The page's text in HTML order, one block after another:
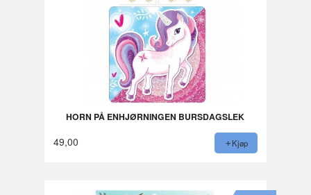
HORN PÅ ENHJØRNINGEN BURSDAGSLEK
49,00 Kjøp